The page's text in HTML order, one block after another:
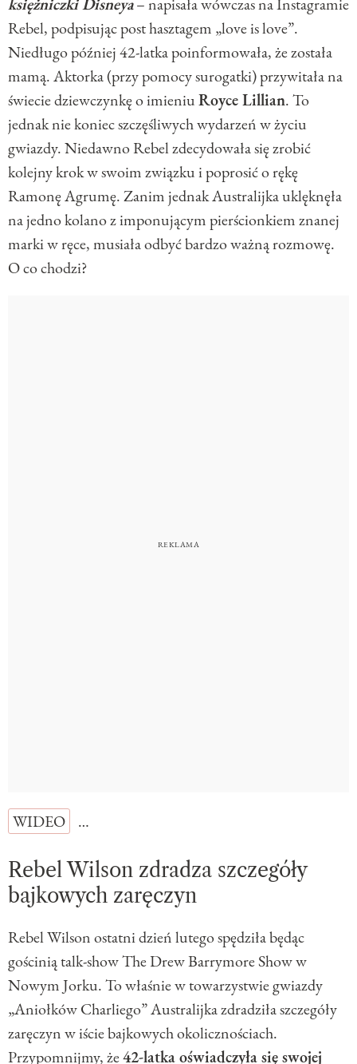
księżniczki Disneya– napisała wówczas na Instagramie
Rebel, podpisując post hasztagem „love is love”.
Niedługo później 42-latka poinformowała, że została
mamą. Aktorka (przy pomocy surogatki) przywitała na
świecie dziewczynkę o imieniuRoyce Lillian. To
jednak nie koniec szczęśliwych wydarzeń w życiu
gwiazdy. Niedawno Rebel zdecydowała się zrobić
kolejny krok w swoim związku i poprosić o rękę
Ramonę Agrumę. Zanim jednak Australijka uklęknęła
na jedno kolano z imponującym pierścionkiem znanej
marki w ręce, musiała odbyć bardzo ważną rozmowę.
O co chodzi?
WIDEO …
Rebel Wilson zdradza szczegóły
bajkowych zaręczyn
Rebel Wilson ostatni dzień lutego spędziła będąc
gościnią talk-show The Drew Barrymore Show w
Nowym Jorku. To właśnie w towarzystwie gwiazdy
„Aniołków Charliego” Australijka zdradziła szczegóły
zaręczyn w iście bajkowych okolicznościach.
Przypomnijmy, że42-latka oświadczyła się swojej